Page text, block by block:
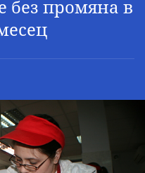
без промяна в